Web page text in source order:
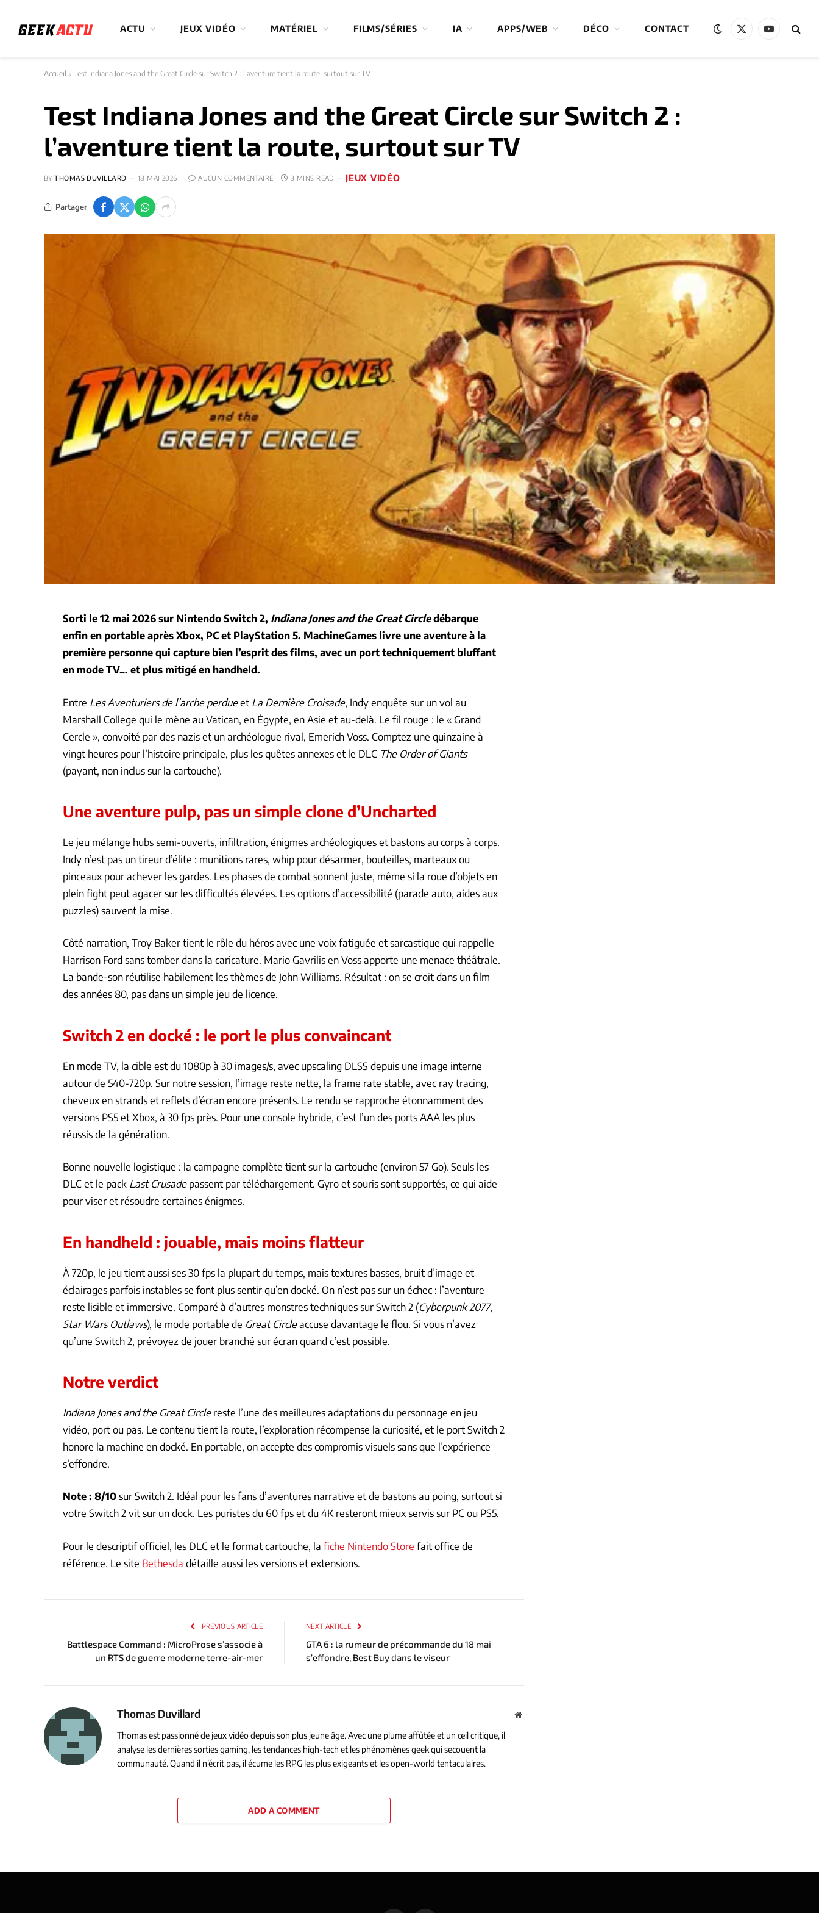
ACTU JEUX VIDÉO MATÉRIEL FILMS/SÉRIES IA APPS/WEB DÉCO CONTACT
X
YouTube
Accueil » Test Indiana Jones and the Great Circle sur Switch 2 : l’aventure tient la route, surtout sur TV
Test Indiana Jones and the Great Circle sur Switch 2 :
l’aventure tient la route, surtout sur TV
BY THOMAS DUVILLARD 18 MAI 2026 AUCUN COMMENTAIRE 3 MINS READ JEUX VIDÉO
Partager
Sorti le 12 mai 2026 sur Nintendo Switch 2, Indiana Jones and the Great Circledébarque
enfin en portable après Xbox, PC et PlayStation 5. MachineGames livre une aventure à la
première personne qui capture bien l’esprit des films, avec un port techniquement bluffant
en mode TV… et plus mitigé en handheld.
Entre Les Aventuriers de l’arche perdueet La Dernière Croisade, Indy enquête sur un vol au
Marshall College qui le mène au Vatican, en Égypte, en Asie et au-delà. Le fil rouge : le « Grand
Cercle », convoité par des nazis et un archéologue rival, Emerich Voss. Comptez une quinzaine à
vingt heures pour l’histoire principale, plus les quêtes annexes et le DLC The Order of Giants
(payant, non inclus sur la cartouche).
Une aventure pulp, pas un simple clone d’Uncharted
Le jeu mélange hubs semi-ouverts, infiltration, énigmes archéologiques et bastons au corps à corps.
Indy n’est pas un tireur d’élite : munitions rares, whip pour désarmer, bouteilles, marteaux ou
pinceaux pour achever les gardes. Les phases de combat sonnent juste, même si la roue d’objets en
plein fight peut agacer sur les difficultés élevées. Les options d’accessibilité (parade auto, aides aux
puzzles) sauvent la mise.
Côté narration, Troy Baker tient le rôle du héros avec une voix fatiguée et sarcastique qui rappelle
Harrison Ford sans tomber dans la caricature. Mario Gavrilis en Voss apporte une menace théâtrale.
La bande-son réutilise habilement les thèmes de John Williams. Résultat : on se croit dans un film
des années 80, pas dans un simple jeu de licence.
Switch 2 en docké : le port le plus convaincant
En mode TV, la cible est du 1080p à 30 images/s, avec upscaling DLSS depuis une image interne
autour de 540-720p. Sur notre session, l’image reste nette, la frame rate stable, avec ray tracing,
cheveux en strands et reflets d’écran encore présents. Le rendu se rapproche étonnamment des
versions PS5 et Xbox, à 30 fps près. Pour une console hybride, c’est l’un des ports AAA les plus
réussis de la génération.
Bonne nouvelle logistique : la campagne complète tient sur la cartouche (environ 57 Go). Seuls les
DLC et le pack Last Crusadepassent par téléchargement. Gyro et souris sont supportés, ce qui aide
pour viser et résoudre certaines énigmes.
En handheld : jouable, mais moins flatteur
À 720p, le jeu tient aussi ses 30 fps la plupart du temps, mais textures basses, bruit d’image et
éclairages parfois instables se font plus sentir qu’en docké. On n’est pas sur un échec : l’aventure
reste lisible et immersive. Comparé à d’autres monstres techniques sur Switch 2 (Cyberpunk 2077,
Star Wars Outlaws), le mode portable de Great Circleaccuse davantage le flou. Si vous n’avez
qu’une Switch 2, prévoyez de jouer branché sur écran quand c’est possible.
Notre verdict
Indiana Jones and the Great Circlereste l’une des meilleures adaptations du personnage en jeu
vidéo, port ou pas. Le contenu tient la route, l’exploration récompense la curiosité, et le port Switch 2
honore la machine en docké. En portable, on accepte des compromis visuels sans que l’expérience
s’effondre.
Note : 8/10sur Switch 2. Idéal pour les fans d’aventures narrative et de bastons au poing, surtout si
votre Switch 2 vit sur un dock. Les puristes du 60 fps et du 4K resteront mieux servis sur PC ou PS5.
Pour le descriptif officiel, les DLC et le format cartouche, la fiche Nintendo Store fait office de
référence. Le site Bethesda détaille aussi les versions et extensions.
PREVIOUS ARTICLE
Battlespace Command : MicroProse s’associe à
un RTS de guerre moderne terre-air-mer
NEXT ARTICLE
GTA 6 : la rumeur de précommande du 18 mai
s’effondre, Best Buy dans le viseur
Thomas Duvillard Website
Thomas est passionné de jeux vidéo depuis son plus jeune âge. Avec une plume affûtée et un œil critique, il
analyse les dernières sorties gaming, les tendances high-tech et les phénomènes geek qui secouent la
communauté. Quand il n’écrit pas, il écume les RPG les plus exigeants et les open-world tentaculaires.
ADD A COMMENT